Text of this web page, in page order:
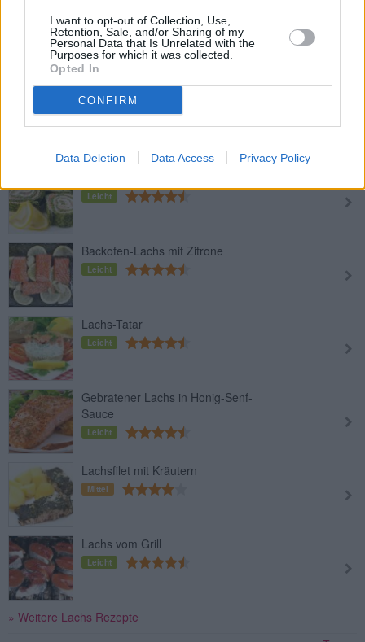
I want to opt-out of Collection, Use,
Retention, Sale, and/or Sharing of my
Personal Data that Is Unrelated with the
Purposes for which it was collected.
Opted In
CONFIRM
Data Deletion Data Access Privacy Policy
Kräuterlachs
Leicht
Lachssteak mit Gemüsereis
Leicht
Backofen-Lachs mit Zitrone
Leicht
Lachs-Tatar
Leicht
Gebratener Lachs in Honig-Senf-
Sauce
Leicht
Lachsfilet mit Kräutern
Mittel
Lachs vom Grill
Leicht
» Weitere Lachs Rezepte